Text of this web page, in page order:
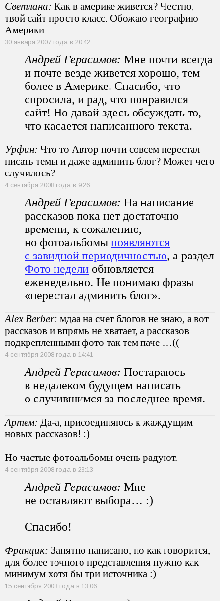
Светлана: Как в америке живется? Честно,
твой сайт просто класс. Обожаю географию
Америки
30 января 2007 года в 20:42
Андрей Герасимов: Мне почти всегда
и почте везде живется хорошо, тем
более в Америке. Спасибо, что
спросила, и рад, что понравился
сайт! Но давай здесь обсуждать то,
что касается написанного текста.
Урфин: Что то Автор почти совсем перестал
писать темы и даже админить блог? Может чего
случилось?
4 сентября 2008 года в 9:26
Андрей Герасимов: На написание
рассказов пока нет достаточно
времени, к сожалению,
но фотоальбомы появляются
с завидной периодичностью, а раздел
Фото недели обновляется
еженедельно. Не понимаю фразы
«перестал админить блог».
Alex Berber: мдаа на счет блогов не знаю, а вот
рассказов и впрямь не хватает, а рассказов
подкрепленными фото так тем паче …((
4 сентября 2008 года в 14:41
Андрей Герасимов: Постараюсь
в недалеком будущем написать
о случившимся за последнее время.
Артем: Да-а, присоединяюсь к жаждущим
новых рассказов! :)
Но частые фотоальбомы очень радуют.
4 сентября 2008 года в 23:13
Андрей Герасимов: Мне
не оставляют выбора… :)
Спасибо!
Францик: Занятно написано, но как говорится,
для более точного представления нужно как
минимум хотя бы три источника :)
15 сентября 2008 года в 13:06